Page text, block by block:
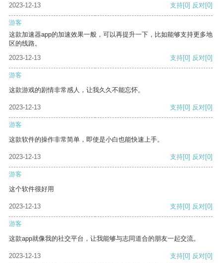
2023-12-13 支持[0] 反对[0]
游客
这款加速器app的加速效果一般，可以再提升一下，比如能够支持更多地
区的线路。
2023-12-13
支持[0] 反对[0]
游客
这款游戏的剧情非常感人，让我久久不能忘怀。
2023-12-13 支持[0] 反对[0]
游客
这款软件的操作非常简单，即使是小白也能快速上手。
2023-12-13 支持[0] 反对[0]
游客
这个软件很好用
2023-12-13 支持[0] 反对[0]
游客
这款app就像我的社交平台，让我能够与志同道合的朋友一起交流。
2023-12-13 支持[0] 反对[0]